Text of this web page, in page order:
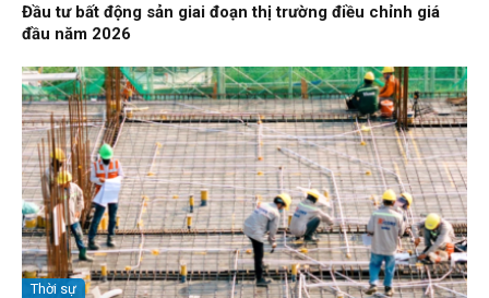
Đầu tư bất động sản giai đoạn thị trường điều chỉnh giá
đầu năm 2026
Thời sự